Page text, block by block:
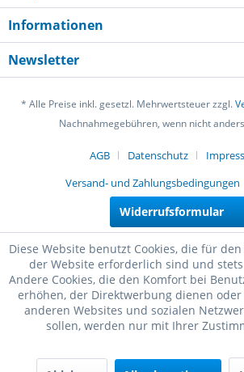
Informationen
Newsletter
* Alle Preise inkl. gesetzl. Mehrwertsteuer zzgl.
Nachnahmegebühren, wenn nicht
AGB Datenschutz
Versand- und Zahlungsbedingungen
Widerrufsformular
Diese Website benutzt Cookies, die für
der Website erforderlich sind und
Andere Cookies, die den Komfort bei
erhöhen, der Direktwerbung dienen
anderen Websites und sozialen
sollen, werden nur mit Ihrer